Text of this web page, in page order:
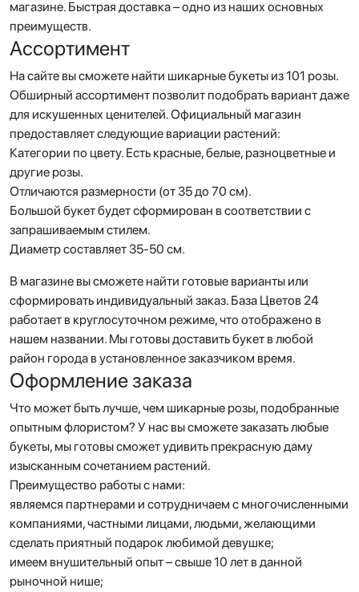
магазине. Быстрая доставка – одно из наших основных
преимуществ.
Ассортимент
На сайте вы сможете найти шикарные букеты из 101 розы.
Обширный ассортимент позволит подобрать вариант даже
для искушенных ценителей. Официальный магазин
предоставляет следующие вариации растений:
Категории по цвету. Есть красные, белые, разноцветные и
другие розы.
Отличаются размерности (от 35 до 70 см).
Большой букет будет сформирован в соответствии с
запрашиваемым стилем.
Диаметр составляет 35-50 см.
В магазине вы сможете найти готовые варианты или
сформировать индивидуальный заказ. База Цветов 24
работает в круглосуточном режиме, что отображено в
нашем названии. Мы готовы доставить букет в любой
район города в установленное заказчиком время.
Оформление заказа
Что может быть лучше, чем шикарные розы, подобранные
опытным флористом? У нас вы сможете заказать любые
букеты, мы готовы сможет удивить прекрасную даму
изысканным сочетанием растений.
Преимущество работы с нами:
являемся партнерами и сотрудничаем с многочисленными
компаниями, частными лицами, людьми, желающими
сделать приятный подарок любимой девушке;
имеем внушительный опыт – свыше 10 лет в данной
рыночной нише;